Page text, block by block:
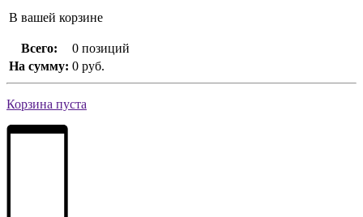
В вашей корзине
Всего:
0 позиций
На сумму: 0 руб.
Корзина пуста